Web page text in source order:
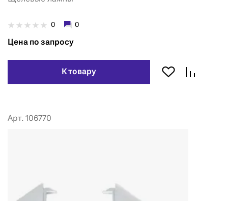
0 0
Цена по запросу
К товару
Арт. 106770